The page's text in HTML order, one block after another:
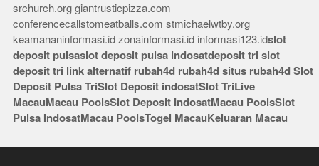
srchurch.org giantrusticpizza.com
conferencecallstomeatballs.com stmichaelwtby.org
keamananinformasi.id zonainformasi.id informasi123.idslot
deposit pulsaslot deposit pulsa indosatdeposit tri slot
deposit tri link alternatif rubah4d rubah4d situs rubah4d Slot
Deposit Pulsa TriSlot Deposit indosatSlot TriLive
MacauMacau PoolsSlot Deposit IndosatMacau PoolsSlot
Pulsa IndosatMacau PoolsTogel MacauKeluaran Macau